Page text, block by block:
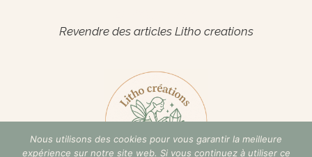
Revendre des articles Litho creations
Nous utilisons des cookies pour vous garantir la meilleure
expérience sur notre site web. Si vous continuez à utiliser ce